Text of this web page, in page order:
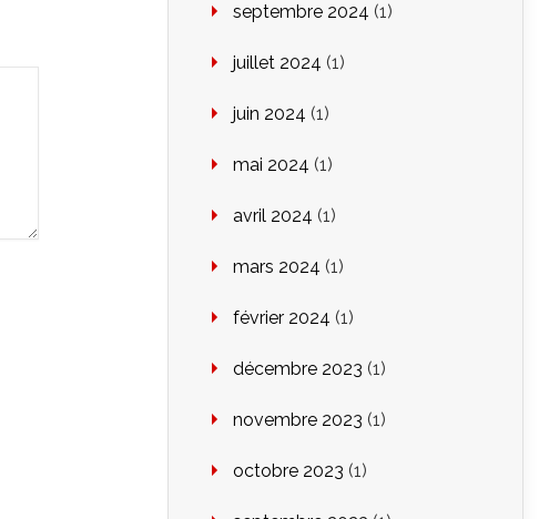
septembre 2024 (1)
juillet 2024 (1)
juin 2024 (1)
mai 2024 (1)
avril 2024 (1)
mars 2024 (1)
février 2024 (1)
décembre 2023 (1)
novembre 2023 (1)
octobre 2023 (1)